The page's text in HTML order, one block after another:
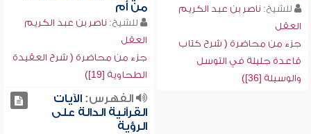
للشيخ: ناصر بن عبد الكريم
العقل
جزء من محاضرة ( شرح كتاب
قاعدة جليلة في التوسل
والوسيلة [36])
من أم
للشيخ: ناصر بن عبد الكريم
العقل
جزء من محاضرة ( شرح العقيدة
الطحاوية [19])
الفهرس:الآيات
القرآنية الدالة على
الرؤية